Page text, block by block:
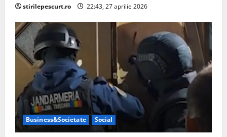
stirilepescurt.ro 22:43, 27 aprilie 2026
Business&Societate Social